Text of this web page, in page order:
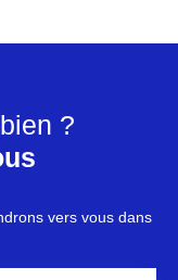
?
vers vous dans